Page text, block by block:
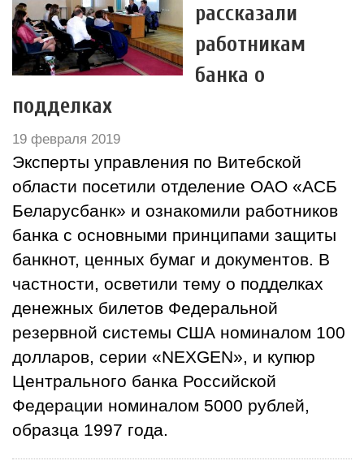
рассказали
работникам
банка о
подделках
19 февраля 2019
Эксперты управления по Витебской
области посетили отделение ОАО «АСБ
Беларусбанк» и ознакомили работников
банка с основными принципами защиты
банкнот, ценных бумаг и документов. В
частности, осветили тему о подделках
денежных билетов Федеральной
резервной системы США номиналом 100
долларов, серии «NEXGEN», и купюр
Центрального банка Российской
Федерации номиналом 5000 рублей,
образца 1997 года.